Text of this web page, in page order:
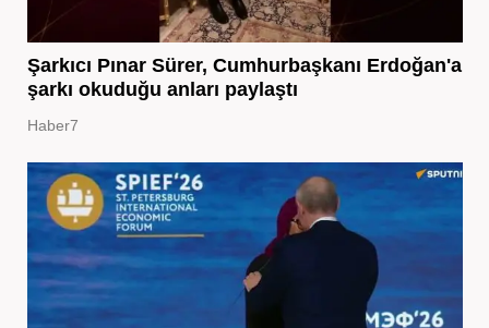
Şarkıcı Pınar Sürer, Cumhurbaşkanı Erdoğan'a
şarkı okuduğu anları paylaştı
Haber7